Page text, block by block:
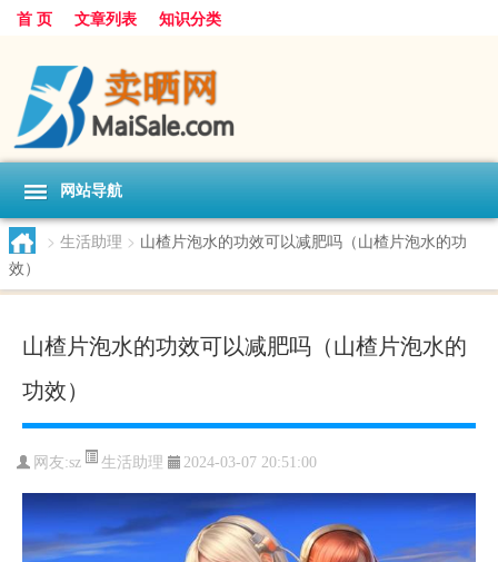
首 页 文章列表 知识分类
网站导航
> 生活助理 > 山楂片泡水的功效可以减肥吗（山楂片泡水的功
效）
山楂片泡水的功效可以减肥吗（山楂片泡水的
功效）
网友:sz 生活助理 2024-03-07 20:51:00